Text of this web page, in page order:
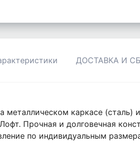
ДОСТАВКА И
металлическом каркасе
Прочная и долговечная
по индивидуальным